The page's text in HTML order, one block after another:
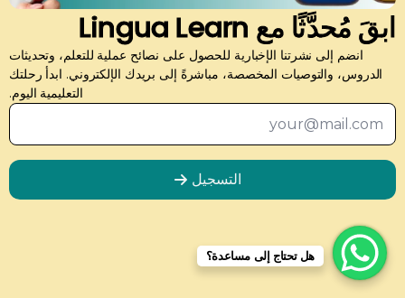
معلومات الاتصال
هل لديك أسئلة حول برامجنا اللغوية أو تحتاج إلى مساعدة في
اختيار الدورة المناسبة؟ فريقنا هنا لمساعدتك. سنقوم بالرد
info@lingua-learn.com
الاسم الأول
ابقَ مُحدَّثًا مع Lingua Learn
انضم إلى نشرتنا الإخبارية للحصول على نصائح عملية للتعلم، وتحديثات
الدروس، والتوصيات المخصصة، مباشرةً إلى بريدك الإلكتروني. ابدأ رحلتك
التعليمية اليوم.
بريد
إلكتروني
*
التسجيل
هل تحتاج إلى مساعدة؟